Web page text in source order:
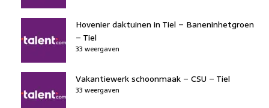
Hovenier daktuinen in Tiel – Baneninhetgroen
– Tiel
33 weergaven
Vakantiewerk schoonmaak – CSU – Tiel
33 weergaven